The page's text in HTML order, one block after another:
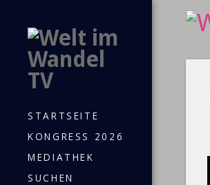
STARTSEITE
KONGRESS 2026
MEDIATHEK
SUCHEN